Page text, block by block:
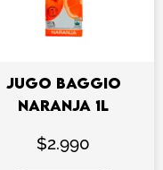
JUGO BAGGIO
NARANJA 1L
$2.990